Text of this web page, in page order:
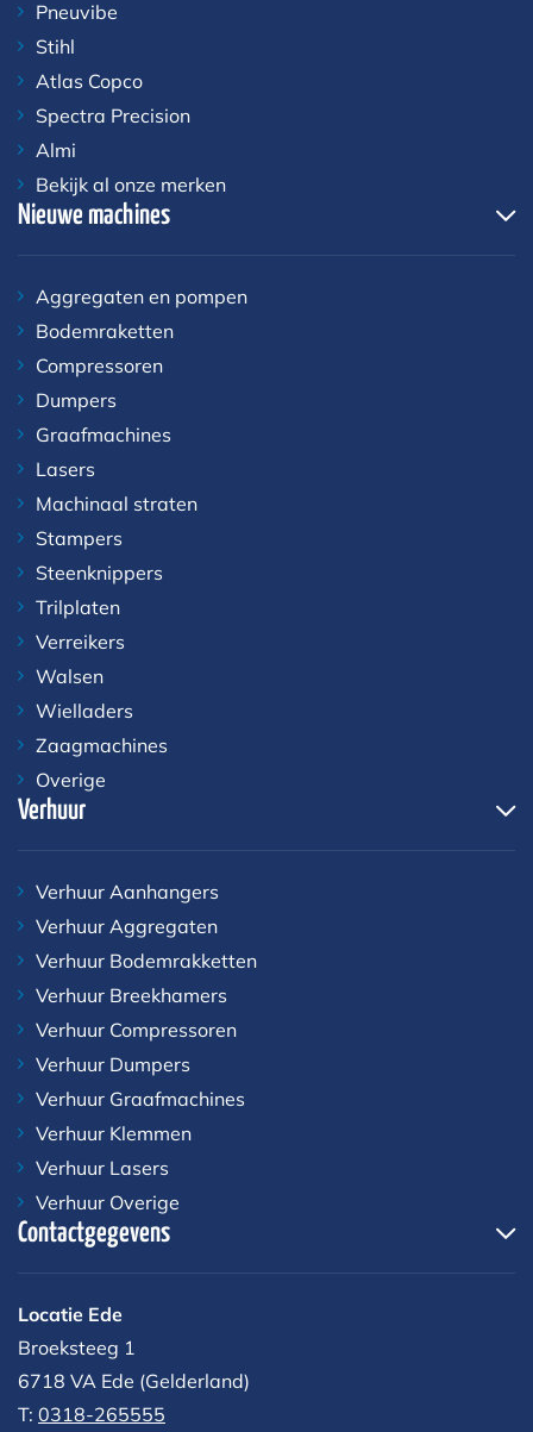
Pneuvibe
Stihl
Atlas Copco
Spectra Precision
Almi
Bekijk al onze merken
Nieuwe machines
Aggregaten en pompen
Bodemraketten
Compressoren
Dumpers
Graafmachines
Lasers
Machinaal straten
Stampers
Steenknippers
Trilplaten
Verreikers
Walsen
Wielladers
Zaagmachines
Overige
Verhuur
Verhuur Aanhangers
Verhuur Aggregaten
Verhuur Bodemrakketten
Verhuur Breekhamers
Verhuur Compressoren
Verhuur Dumpers
Verhuur Graafmachines
Verhuur Klemmen
Verhuur Lasers
Verhuur Overige
Contactgegevens
Locatie Ede
Broeksteeg 1
6718 VA Ede (Gelderland)
T: 0318-265555